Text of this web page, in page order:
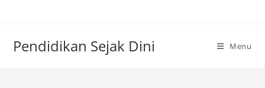
Pendidikan Sejak Dini Menu